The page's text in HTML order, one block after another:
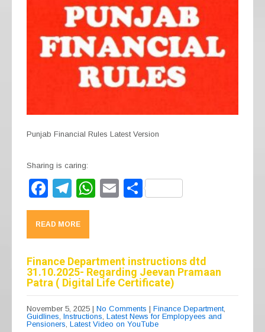
Punjab Financial Rules Latest Version
Sharing is caring:
F
a
c
e
b
o
o
k
T
el
e
gr
a
m
W
A
p
p
E S
READ MORE
Finance Department instructions dtd
31.10.2025- Regarding Jeevan Pramaan
Patra ( Digital Life Certificate)
November 5, 2025 | No Comments | Finance Department,
Guidlines Instructions Latest News for Emplopyees and
Pensioners Latest Video on YouTube